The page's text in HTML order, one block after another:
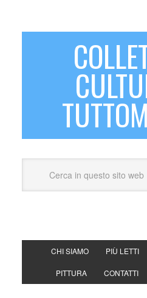
CHI SIAMO PIÙ LETTI
PITTURA CONTATTI